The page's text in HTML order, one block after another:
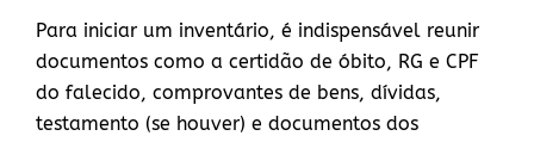
Para iniciar um inventário, é indispensável reunir
documentos como a certidão de óbito, RG e CPF
do falecido, comprovantes de bens, dívidas,
testamento (se houver) e documentos dos